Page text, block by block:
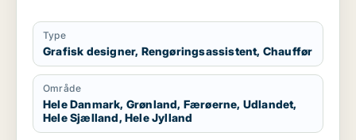
Type
Grafisk designer, Rengøringsassistent, Chauffør
Område
Hele Danmark, Grønland, Færøerne, Udlandet,
Hele Sjælland, Hele Jylland